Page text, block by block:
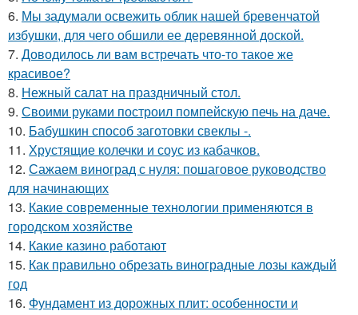
6. Мы задумали освежить облик нашей бревенчатой
избушки, для чего обшили ее деревянной доской.
7. Доводилось ли вам встречать что-то такое же
красивое?
8. Нежный салат на праздничный стол.
9. Своими руками построил помпейскую печь на даче.
10. Бабушкин способ заготовки свеклы -.
11. Хрустящие колечки и соус из кабачков.
12. Сажаем виноград с нуля: пошаговое руководство
для начинающих
13. Какие современные технологии применяются в
городском хозяйстве
14. Какие казино работают
15. Как правильно обрезать виноградные лозы каждый
год
16. Фундамент из дорожных плит: особенности и